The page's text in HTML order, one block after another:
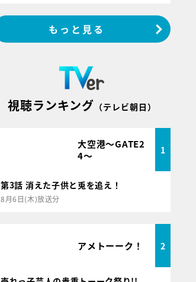
もっと見る
視聴ランキング （テレビ朝日）
大空港～GATE2
4～
1
第3話 消えた子供と兎を追え！
8月6日(木)放送分
アメトーーク！ 2